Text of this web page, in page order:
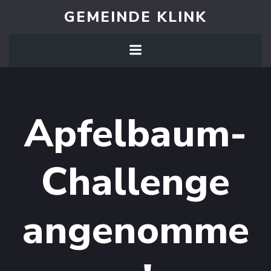
Inhalt
GEMEINDE KLINK
Apfelbaum-
Challenge
angenomme